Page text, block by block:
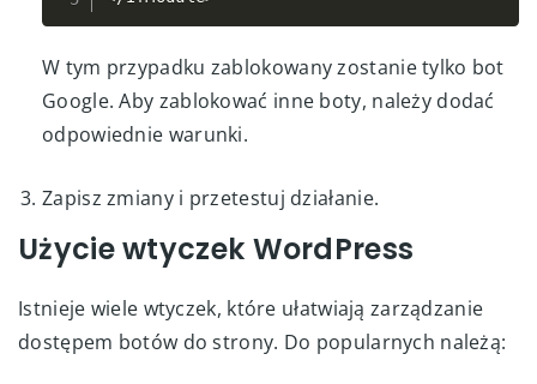
W tym przypadku zablokowany zostanie tylko bot
Google. Aby zablokować inne boty, należy dodać
odpowiednie warunki.
Zapisz zmiany i przetestuj działanie.
Użycie wtyczek WordPress
Istnieje wiele wtyczek, które ułatwiają zarządzanie
dostępem botów do strony. Do popularnych należą: